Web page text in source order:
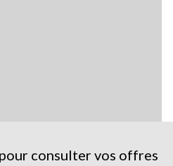
consulter vos offres